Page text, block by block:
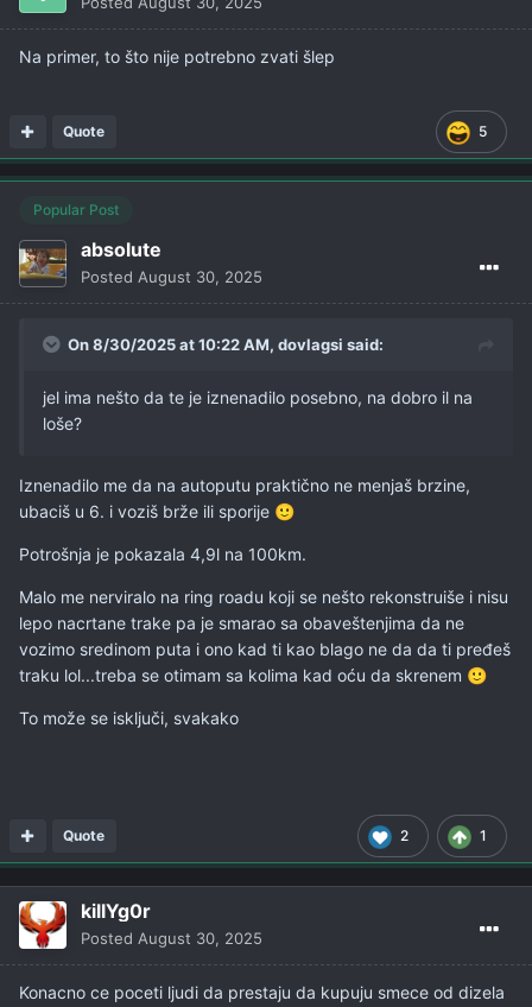
Na primer, to što nije potrebno zvati šlep
5
Quote
Popular Post
absolute
Posted August 30, 2025
On 8/30/2025 at 10:22 AM, dovlagsi said:
jel ima nešto da te je iznenadilo posebno, na dobro il na
loše?
Iznenadilo me da na autoputu praktično ne menjaš brzine,
ubaciš u 6. i voziš brže ili sporije 🙂
Potrošnja je pokazala 4,9l na 100km.
Malo me nerviralo na ring roadu koji se nešto rekonstruiše i nisu
lepo nacrtane trake pa je smarao sa obaveštenjima da ne
vozimo sredinom puta i ono kad ti kao blago ne da da ti pređeš
traku lol...treba se otimam sa kolima kad oću da skrenem 🙂
To može se isključi, svakako
2 1
Quote
killYg0r
Posted August 30, 2025
Konacno ce poceti ljudi da prestaju da kupuju smece od dizela